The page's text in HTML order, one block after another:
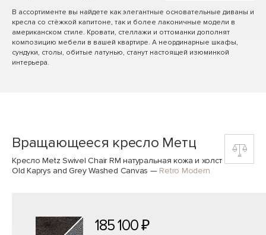
В ассортименте вы найдете как элегантные основательные диваны и
кресла со стёжкой капитоне, так и более лаконичные модели в
американском стиле. Кровати, стеллажи и оттоманки дополнят
композицию мебели в вашей квартире. А неординарные шкафы,
сундуки, столы, обитые латунью, станут настоящей изюминкой
интерьера.
Вращающееся кресло Метц
Кресло Metz Swivel Chair RM натуральная кожа и холст
Old Kaprys and Grey Washed Canvas — Retro Modern
185 100 ₽